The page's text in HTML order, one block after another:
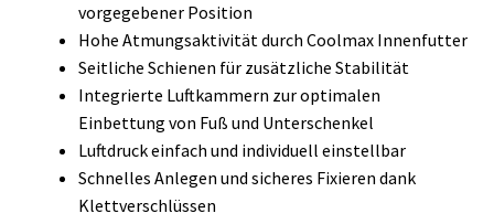
vorgegebener Position
Hohe Atmungsaktivität durch Coolmax Innenfutter
Seitliche Schienen für zusätzliche Stabilität
Integrierte Luftkammern zur optimalen
Einbettung von Fuß und Unterschenkel
Luftdruck einfach und individuell einstellbar
Schnelles Anlegen und sicheres Fixieren dank
Klettverschlüssen